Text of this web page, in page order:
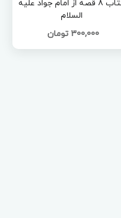
کتاب 8 قصه از امام جواد علیه
السلام
300,000 تومان